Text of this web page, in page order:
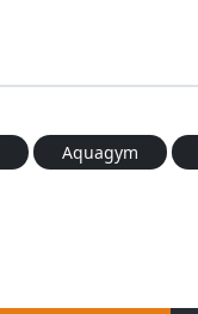
Aquagym